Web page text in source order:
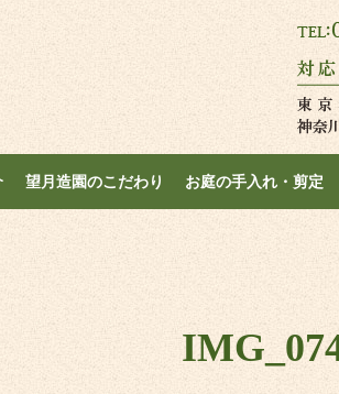
望月造園のこだわり お庭の手入れ・剪定